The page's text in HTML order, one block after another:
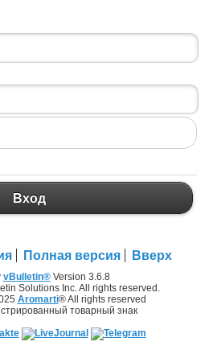
Вход
Полная версия Вверх
vBulletin®Version 3.6.8
Solutions Inc. All rights reserved.
Aromarti® All rights reserved
товарный знак